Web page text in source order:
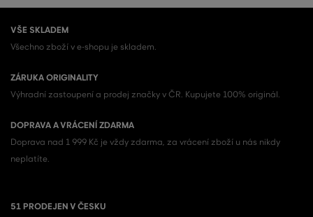
VŠE SKLADEM
Všechno zboží v e-shopu je skladem.
ZÁRUKA ORIGINALITY
Výhradní zastoupení a prodej značky v ČR. Kupujete 100% originál.
DOPRAVA A VRÁCENÍ ZDARMA
Doprava nad 1 999 Kč je vždy zdarma, za vrácení zboží u nás nikdy
neplatíte.
51 PRODEJEN V ČESKU